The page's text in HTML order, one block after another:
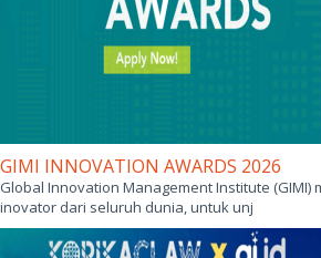
GIMI INNOVATION AWARDS 2026
Global Innovation Management Institute (GIMI)
inovator dari seluruh dunia, untuk unj